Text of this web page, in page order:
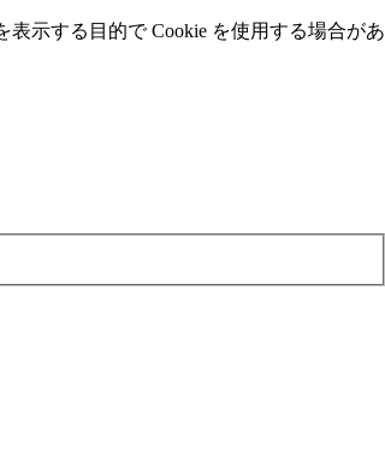
⽰する⽬的で Cookie を使⽤する場合があ